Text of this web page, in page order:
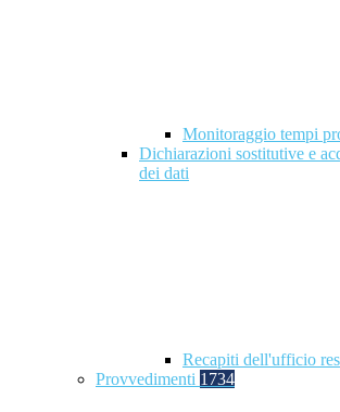
Monitoraggio tempi
Dichiarazioni sostitutive e
dei dati
Recapiti dell'ufficio
Provvedimenti 1734